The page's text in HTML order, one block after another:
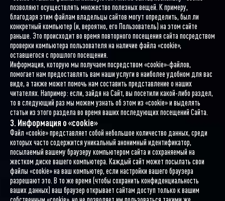
позволяют осуществлять множество полезных вещей. К примеру,
благодаря этим файлам владельцы сайтов могут определить, был ли
конкретный компьютер (и, вероятно, его Пользователь) на этом сайте
раньше. Это происходит во время повторного посещения сайта посредством
проверки компьютера пользователя на наличие файла «cookie»,
оставшегося с прошлого посещения.
Информация, которую мы получаем посредством «cookie»-файлов,
помогает нам предоставлять вам наши услуги в наиболее удобном для вас
виде, а также может помочь нам составить представление о наших
читателях. Например: если, зайдя на Сайт, вы посетили какой-либо раздел,
то в следующий раз мы можем узнать об этом из «cookie» и выделять
статьи из этого раздела во время ваших последующих посещений Сайта.
3. Информация о «cookie»
Файл «cookie» представляет собой небольшое количество данных, среди
которых часто содержится уникальный анонимный идентификатор,
посылаемый вашему браузеру компьютером сайта и сохраняемый на
жестком диске вашего компьютера. Каждый сайт может посылать свои
файлы «cookie» на ваш компьютер, если настройки вашего браузера
разрешают это. В то же время (чтобы сохранить конфиденциальность
ваших данных) ваш браузер открывает сайтам доступ только к вашим